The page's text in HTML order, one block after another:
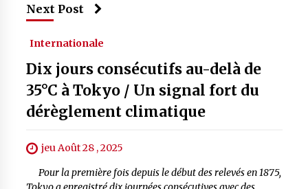
Next Post
Internationale
Dix jours consécutifs au-delà de
35°C à Tokyo / Un signal fort du
dérèglement climatique
jeu Août 28 , 2025
Pour la première fois depuis le début des relevés en 1875,